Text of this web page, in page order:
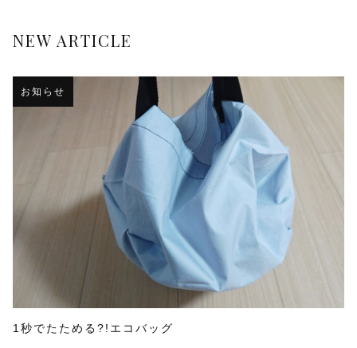
NEW ARTICLE
お知らせ
1秒でたためる?!エコバッグ